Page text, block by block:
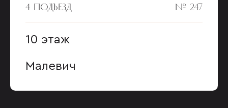
4 ПОДЪЕЗД № 247
10 этаж
Малевич